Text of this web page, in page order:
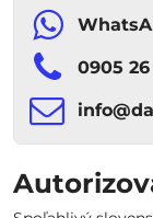
0905 26